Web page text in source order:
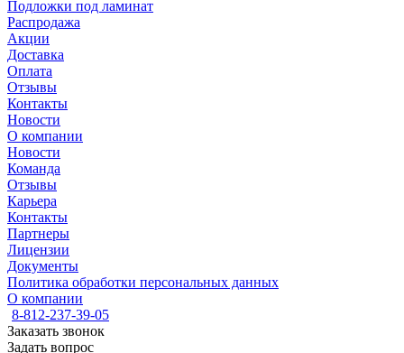
Подложки под ламинат
Распродажа
Акции
Доставка
Оплата
Отзывы
Контакты
Новости
О компании
Новости
Команда
Отзывы
Карьера
Контакты
Партнеры
Лицензии
Документы
Политика обработки персональных данных
О компании
8-812-237-39-05
Заказать звонок
Задать вопрос